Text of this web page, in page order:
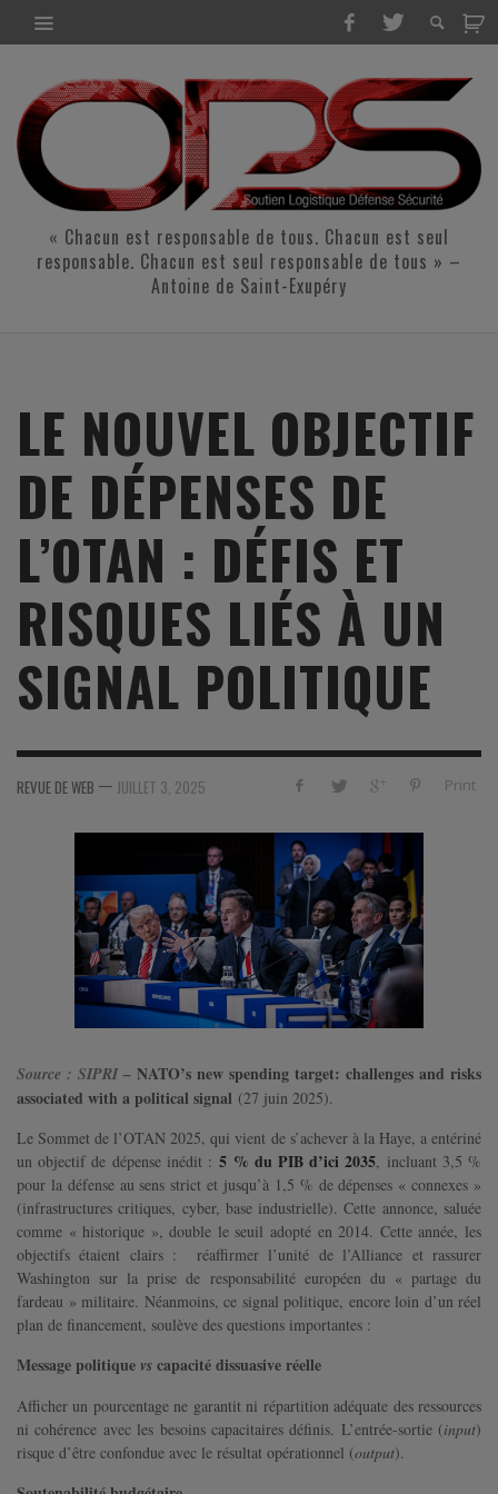
« Chacun est responsable de tous. Chacun est seul
responsable. Chacun est seul responsable de tous » –
Antoine de Saint-Exupéry
LE NOUVEL OBJECTIF
DE DÉPENSES DE
L’OTAN : DÉFIS ET
RISQUES LIÉS À UN
SIGNAL POLITIQUE
Print
REVUE DE WEB — JUILLET 3, 2025
Source : SIPRI – NATO’s new spending target: challenges and risks
associated with a political signal (27 juin 2025).
Le Sommet de l’OTAN 2025, qui vient de s’achever à la Haye, a entériné
un objectif de dépense inédit : 5 % du PIB d’ici 2035, incluant 3,5 %
pour la défense au sens strict et jusqu’à 1,5 % de dépenses « connexes »
(infrastructures critiques, cyber, base industrielle). Cette annonce, saluée
comme « historique », double le seuil adopté en 2014. Cette année, les
objectifs étaient clairs : réaffirmer l’unité de l’Alliance et rassurer
Washington sur la prise de responsabilité européen du « partage du
fardeau » militaire. Néanmoins, ce signal politique, encore loin d’un réel
plan de financement, soulève des questions importantes :
Message politique vs capacité dissuasive réelle
Afficher un pourcentage ne garantit ni répartition adéquate des ressources
ni cohérence avec les besoins capacitaires définis. L’entrée-sortie (input)
risque d’être confondue avec le résultat opérationnel (output).